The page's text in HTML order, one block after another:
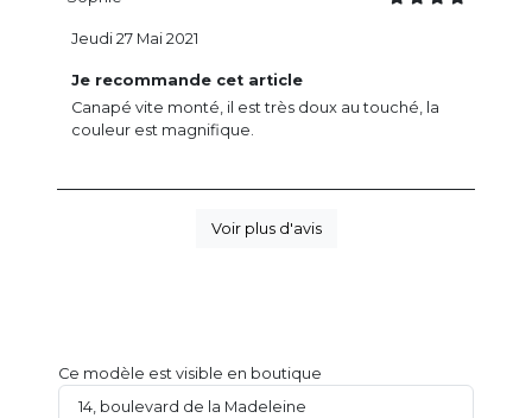
Je recommande cet article
Canapé vite monté, il est très doux au touché, la
couleur est magnifique.
Jeudi 27 Mai 2021
Voir plus d'avis
Ce modèle est visible en boutique
14, boulevard de la Madeleine